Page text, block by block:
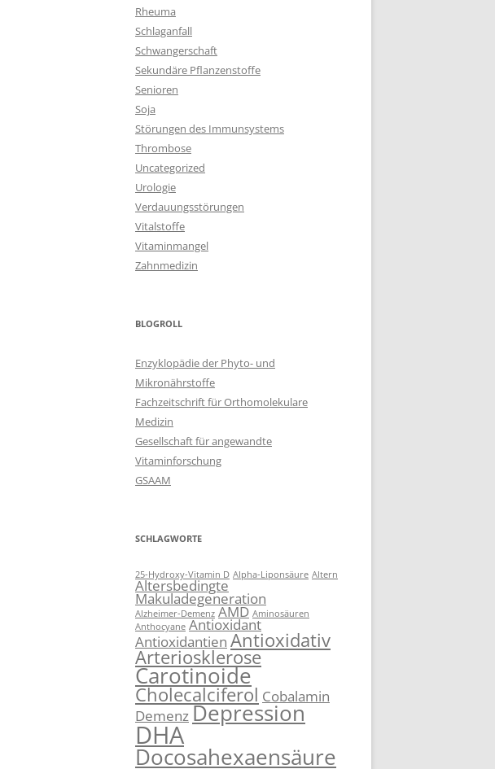
Rheuma
Schlaganfall
Schwangerschaft
Sekundäre Pflanzenstoffe
Senioren
Soja
Störungen des Immunsystems
Thrombose
Uncategorized
Urologie
Verdauungsstörungen
Vitalstoffe
Vitaminmangel
Zahnmedizin
BLOGROLL
Enzyklopädie der Phyto- und
Mikronährstoffe
Fachzeitschrift für Orthomolekulare
Medizin
Gesellschaft für angewandte
Vitaminforschung
GSAAM
SCHLAGWORTE
25-Hydroxy-Vitamin D Alpha-Liponsäure Altern
Altersbedingte
Makuladegeneration
Alzheimer-Demenz AMD Aminosäuren
Anthocyane Antioxidant
Antioxidantien Antioxidativ
Arteriosklerose
Carotinoide
Cholecalciferol Cobalamin
DemenzDepression
DHA
Docosahexaensäure